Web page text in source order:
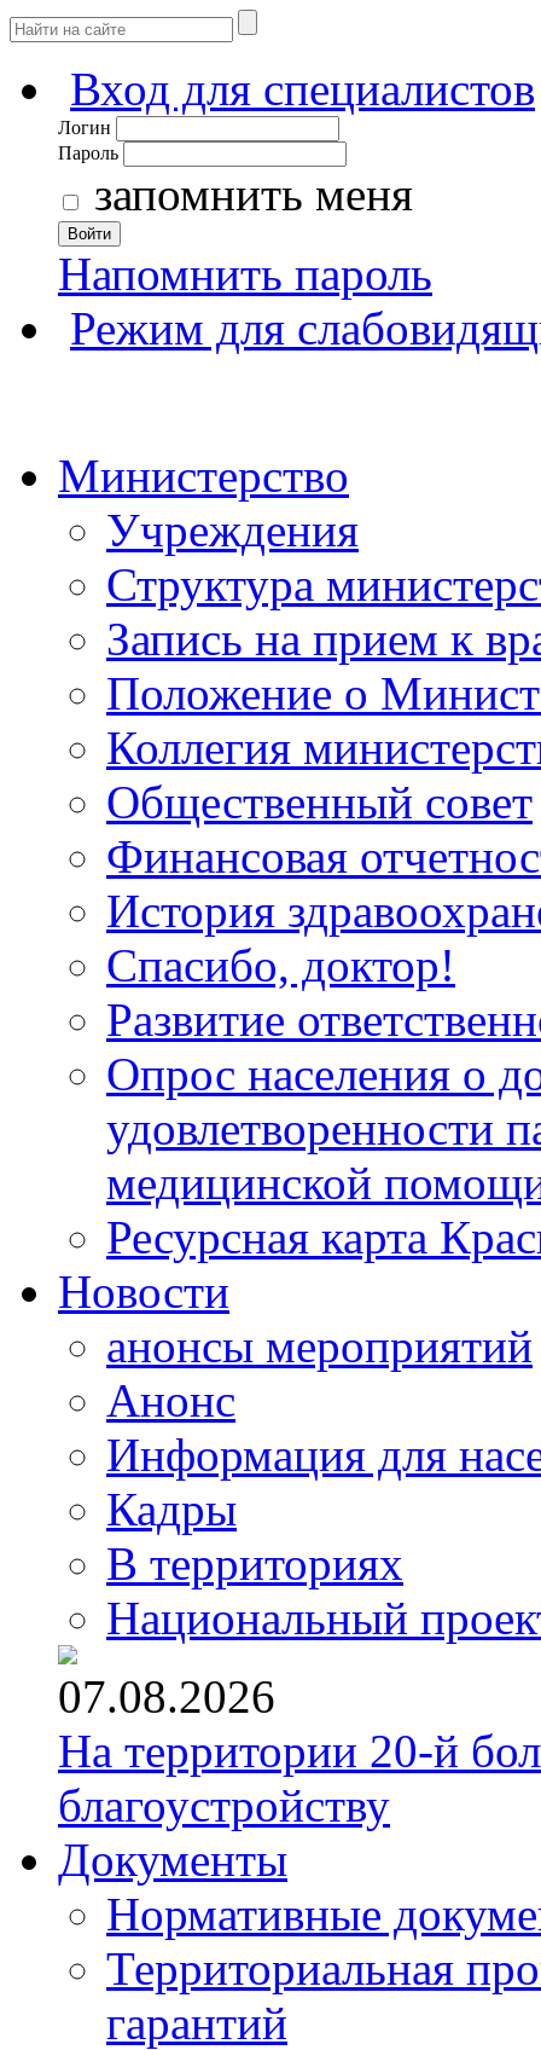
Вход для специалистов
Логин
Пароль
запомнить меня
Войти
Напомнить пароль
Режим для
Министерство
Учреждения
Структура
Запись на прием к
Положение о
Коллегия
Общественный совет
Финансовая
История
Спасибо, доктор!
Развитие
Опрос населения о
удовлетворенности
медицинской
Ресурсная карта
Новости
анонсы мероприятий
Анонс
Информация для
Кадры
В территориях
Национальный
07.08.2026
На территории 20-й
благоустройству
Документы
Нормативные
Территориальная
гарантий